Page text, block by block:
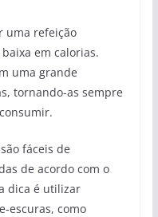
uma refeição
em calorias.
uma grande
tornando-as sempre
fáceis de
de acordo com o
dica é utilizar
escuras, como